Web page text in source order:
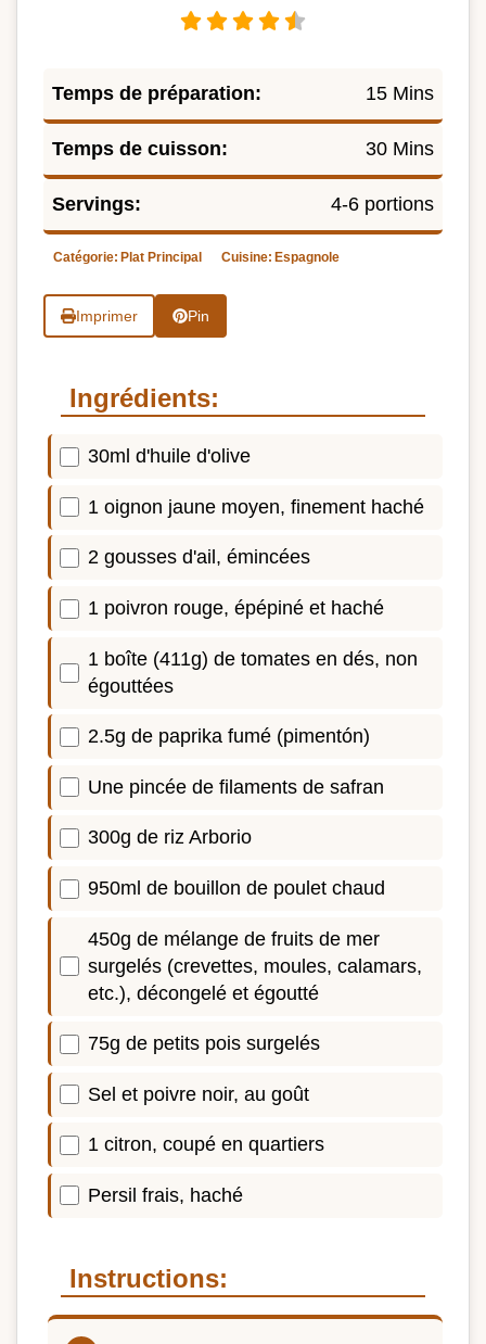
Temps de préparation: 15 Mins
Temps de cuisson: 30 Mins
Servings: 4-6 portions
Catégorie: Plat Principal Cuisine: Espagnole
Imprimer Pin
Ingrédients:
30ml d'huile d'olive
1 oignon jaune moyen, finement haché
2 gousses d'ail, émincées
1 poivron rouge, épépiné et haché
1 boîte (411g) de tomates en dés, non
égouttées
2.5g de paprika fumé (pimentón)
Une pincée de filaments de safran
300g de riz Arborio
950ml de bouillon de poulet chaud
450g de mélange de fruits de mer
surgelés (crevettes, moules, calamars,
etc.), décongelé et égoutté
75g de petits pois surgelés
Sel et poivre noir, au goût
1 citron, coupé en quartiers
Persil frais, haché
Instructions: